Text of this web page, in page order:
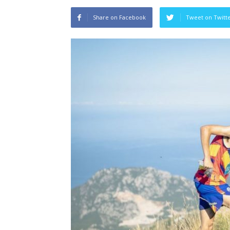
Share on Facebook Tweet on